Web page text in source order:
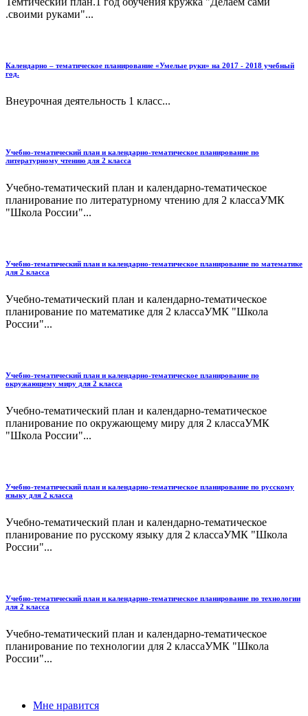
.своими руками"...
Календарно – тематическое планирование «Умелые руки» на 2017 - 2018 учебный
год.
Внеурочная деятельность 1 класс...
Учебно-тематический план и календарно-тематическое планирование по
литературному чтению для 2 класса
Учебно-тематический план и календарно-тематическое
планирование по литературному чтению для 2 классаУМК
"Школа России"...
Учебно-тематический план и календарно-тематическое планирование по математике
для 2 класса
Учебно-тематический план и календарно-тематическое
планирование по математике для 2 классаУМК "Школа
России"...
Учебно-тематический план и календарно-тематическое планирование по
окружающему миру для 2 класса
Учебно-тематический план и календарно-тематическое
планирование по окружающему миру для 2 классаУМК
"Школа России"...
Учебно-тематический план и календарно-тематическое планирование по русскому
языку для 2 класса
Учебно-тематический план и календарно-тематическое
планирование по русскому языку для 2 классаУМК "Школа
России"...
Учебно-тематический план и календарно-тематическое планирование по технологии
для 2 класса
Учебно-тематический план и календарно-тематическое
планирование по технологии для 2 классаУМК "Школа
России"...
Мне нравится